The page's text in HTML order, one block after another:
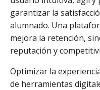
garantizar la
alumnado. Una
mejora la retención,
reputación y
Optimizar la
de herramientas